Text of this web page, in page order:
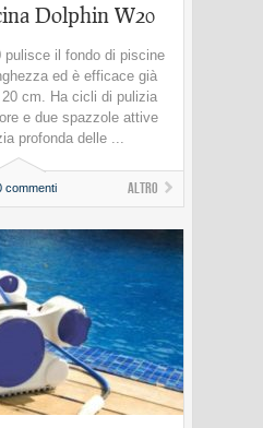
Dolphin W20
pulisce il fondo di piscine
ed è efficace già
cm. Ha cicli di pulizia
e due spazzole attive
profonda delle ...
commenti Altro